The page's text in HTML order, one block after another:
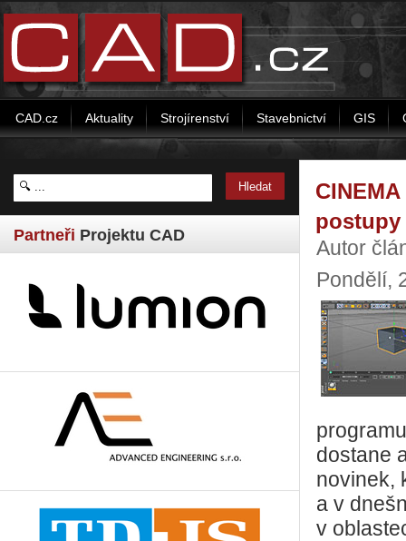
CAD.cz Aktuality Strojírenství Stavebnictví GIS
Partneři Projektu CAD
postupy
Autor
Pondělí,
dostane
novinek,
a v
v